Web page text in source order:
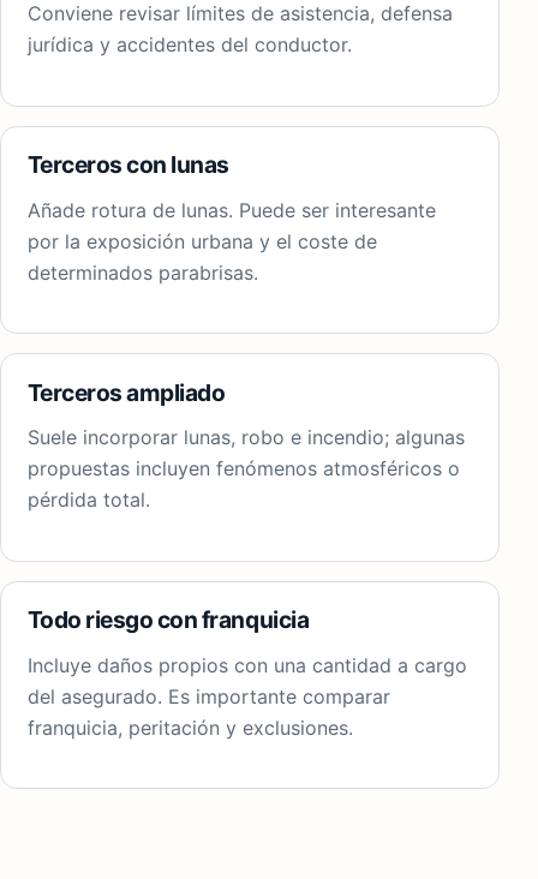
Conviene revisar límites de asistencia, defensa
jurídica y accidentes del conductor.
Terceros con lunas
Añade rotura de lunas. Puede ser interesante
por la exposición urbana y el coste de
determinados parabrisas.
Terceros ampliado
Suele incorporar lunas, robo e incendio; algunas
propuestas incluyen fenómenos atmosféricos o
pérdida total.
Todo riesgo con franquicia
Incluye daños propios con una cantidad a cargo
del asegurado. Es importante comparar
franquicia, peritación y exclusiones.